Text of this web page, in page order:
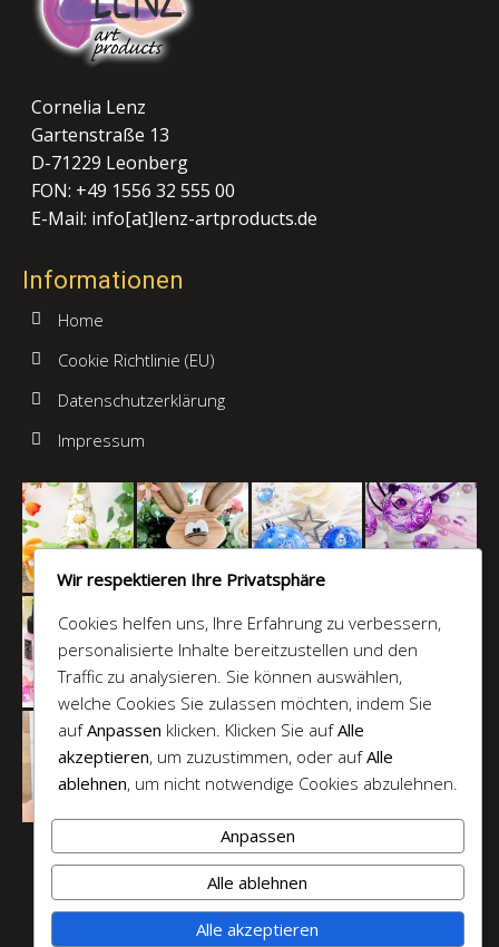
Cornelia Lenz
Gartenstraße 13
D-71229 Leonberg
FON: +49 1556 32 555 00
E-Mail: info[at]lenz-artproducts.de
Informationen
Home
Cookie Richtlinie (EU)
Datenschutzerklärung
Impressum
© 2025 LENZ art products, C. Lenz
Wir respektieren Ihre Privatsphäre
Cookies helfen uns, Ihre Erfahrung zu verbessern,
personalisierte Inhalte bereitzustellen und den
Traffic zu analysieren. Sie können auswählen,
welche Cookies Sie zulassen möchten, indem Sie
aufAnpassen klicken. Klicken Sie aufAlle
akzeptieren, um zuzustimmen, oder aufAlle
ablehnen, um nicht notwendige Cookies abzulehnen.
Anpassen
Alle ablehnen
Alle akzeptieren